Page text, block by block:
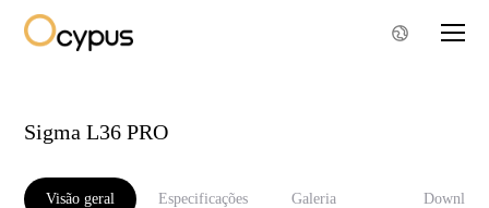
Sigma L36 PRO
Visão geral Especificações Galeria Download